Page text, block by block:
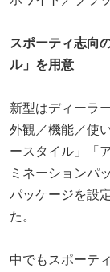
スポーティ志向
ル」を用意
新型はディーラ
外観／機能／使
ースタイル」「
ミネーションパ
パッケージを設
た。
中でもスポーテ